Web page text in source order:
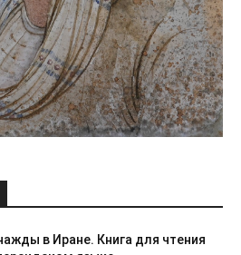
в Иране. Книга для чтения